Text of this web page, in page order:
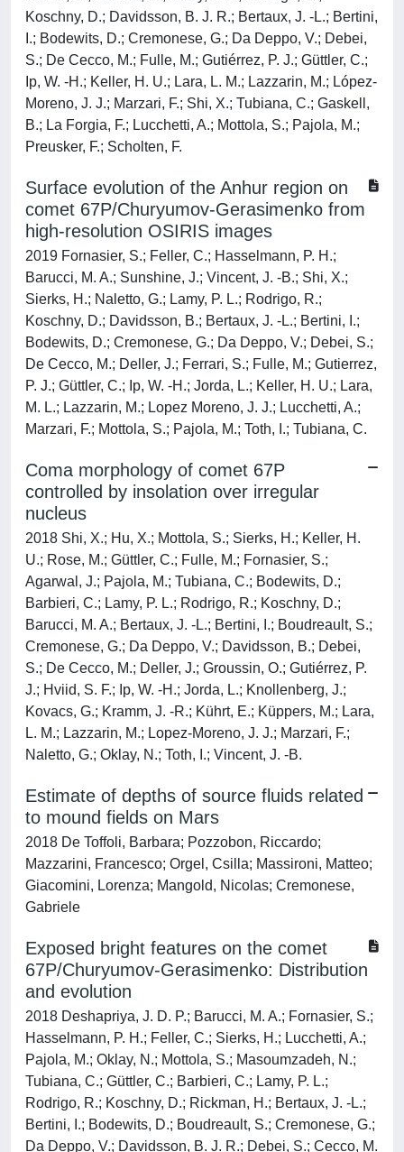
Koschny, D.; Davidsson, B. J. R.; Bertaux, J. -L.; Bertini,
I.; Bodewits, D.; Cremonese, G.; Da Deppo, V.; Debei,
S.; De Cecco, M.; Fulle, M.; Gutiérrez, P. J.; Güttler, C.;
Ip, W. -H.; Keller, H. U.; Lara, L. M.; Lazzarin, M.; López-
Moreno, J. J.; Marzari, F.; Shi, X.; Tubiana, C.; Gaskell,
B.; La Forgia, F.; Lucchetti, A.; Mottola, S.; Pajola, M.;
Preusker, F.; Scholten, F.
Surface evolution of the Anhur region on
comet 67P/Churyumov-Gerasimenko from
high-resolution OSIRIS images
2019 Fornasier, S.; Feller, C.; Hasselmann, P. H.;
Barucci, M. A.; Sunshine, J.; Vincent, J. -B.; Shi, X.;
Sierks, H.; Naletto, G.; Lamy, P. L.; Rodrigo, R.;
Koschny, D.; Davidsson, B.; Bertaux, J. -L.; Bertini, I.;
Bodewits, D.; Cremonese, G.; Da Deppo, V.; Debei, S.;
De Cecco, M.; Deller, J.; Ferrari, S.; Fulle, M.; Gutierrez,
P. J.; Güttler, C.; Ip, W. -H.; Jorda, L.; Keller, H. U.; Lara,
M. L.; Lazzarin, M.; Lopez Moreno, J. J.; Lucchetti, A.;
Marzari, F.; Mottola, S.; Pajola, M.; Toth, I.; Tubiana, C.
Coma morphology of comet 67P
controlled by insolation over irregular
nucleus
2018 Shi, X.; Hu, X.; Mottola, S.; Sierks, H.; Keller, H.
U.; Rose, M.; Güttler, C.; Fulle, M.; Fornasier, S.;
Agarwal, J.; Pajola, M.; Tubiana, C.; Bodewits, D.;
Barbieri, C.; Lamy, P. L.; Rodrigo, R.; Koschny, D.;
Barucci, M. A.; Bertaux, J. -L.; Bertini, I.; Boudreault, S.;
Cremonese, G.; Da Deppo, V.; Davidsson, B.; Debei,
S.; De Cecco, M.; Deller, J.; Groussin, O.; Gutiérrez, P.
J.; Hviid, S. F.; Ip, W. -H.; Jorda, L.; Knollenberg, J.;
Kovacs, G.; Kramm, J. -R.; Kührt, E.; Küppers, M.; Lara,
L. M.; Lazzarin, M.; Lopez-Moreno, J. J.; Marzari, F.;
Naletto, G.; Oklay, N.; Toth, I.; Vincent, J. -B.
Estimate of depths of source fluids related
to mound fields on Mars
2018 De Toffoli, Barbara; Pozzobon, Riccardo;
Mazzarini, Francesco; Orgel, Csilla; Massironi, Matteo;
Giacomini, Lorenza; Mangold, Nicolas; Cremonese,
Gabriele
Exposed bright features on the comet
67P/Churyumov-Gerasimenko: Distribution
and evolution
2018 Deshapriya, J. D. P.; Barucci, M. A.; Fornasier, S.;
Hasselmann, P. H.; Feller, C.; Sierks, H.; Lucchetti, A.;
Pajola, M.; Oklay, N.; Mottola, S.; Masoumzadeh, N.;
Tubiana, C.; Güttler, C.; Barbieri, C.; Lamy, P. L.;
Rodrigo, R.; Koschny, D.; Rickman, H.; Bertaux, J. -L.;
Bertini, I.; Bodewits, D.; Boudreault, S.; Cremonese, G.;
Da Deppo, V.; Davidsson, B. J. R.; Debei, S.; Cecco, M.